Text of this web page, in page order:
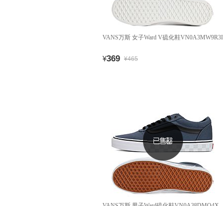
VANS万斯 女子Ward V硫化鞋VN0A3MW9R3I
¥369 ¥465